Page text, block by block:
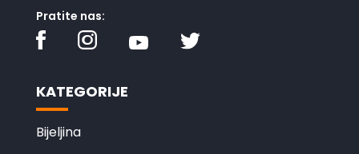
Pratite nas:
KATEGORIJE
Bijeljina